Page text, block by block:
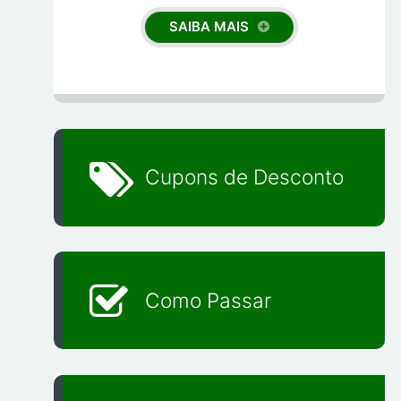
SAIBA MAIS
Cupons de Desconto
Como Passar